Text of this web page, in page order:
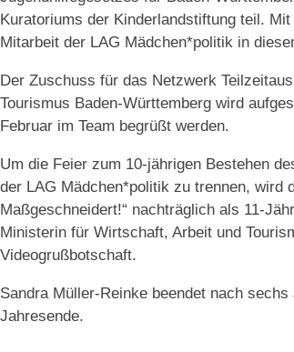
Kuratoriums der Kinderlandstiftung teil.
Mitarbeit der LAG Mädchen*politik in
Der Zuschuss für das Netzwerk
Tourismus Baden-Württemberg wird
Februar im Team begrüßt werden.
Um die Feier zum 10-jährigen Bestehen
der LAG Mädchen*politik zu trennen, wird
Maßgeschneidert!“ nachträglich als 11-
Ministerin für Wirtschaft, Arbeit und
Videogrußbotschaft.
Sandra Müller-Reinke beendet nach
Jahresende.